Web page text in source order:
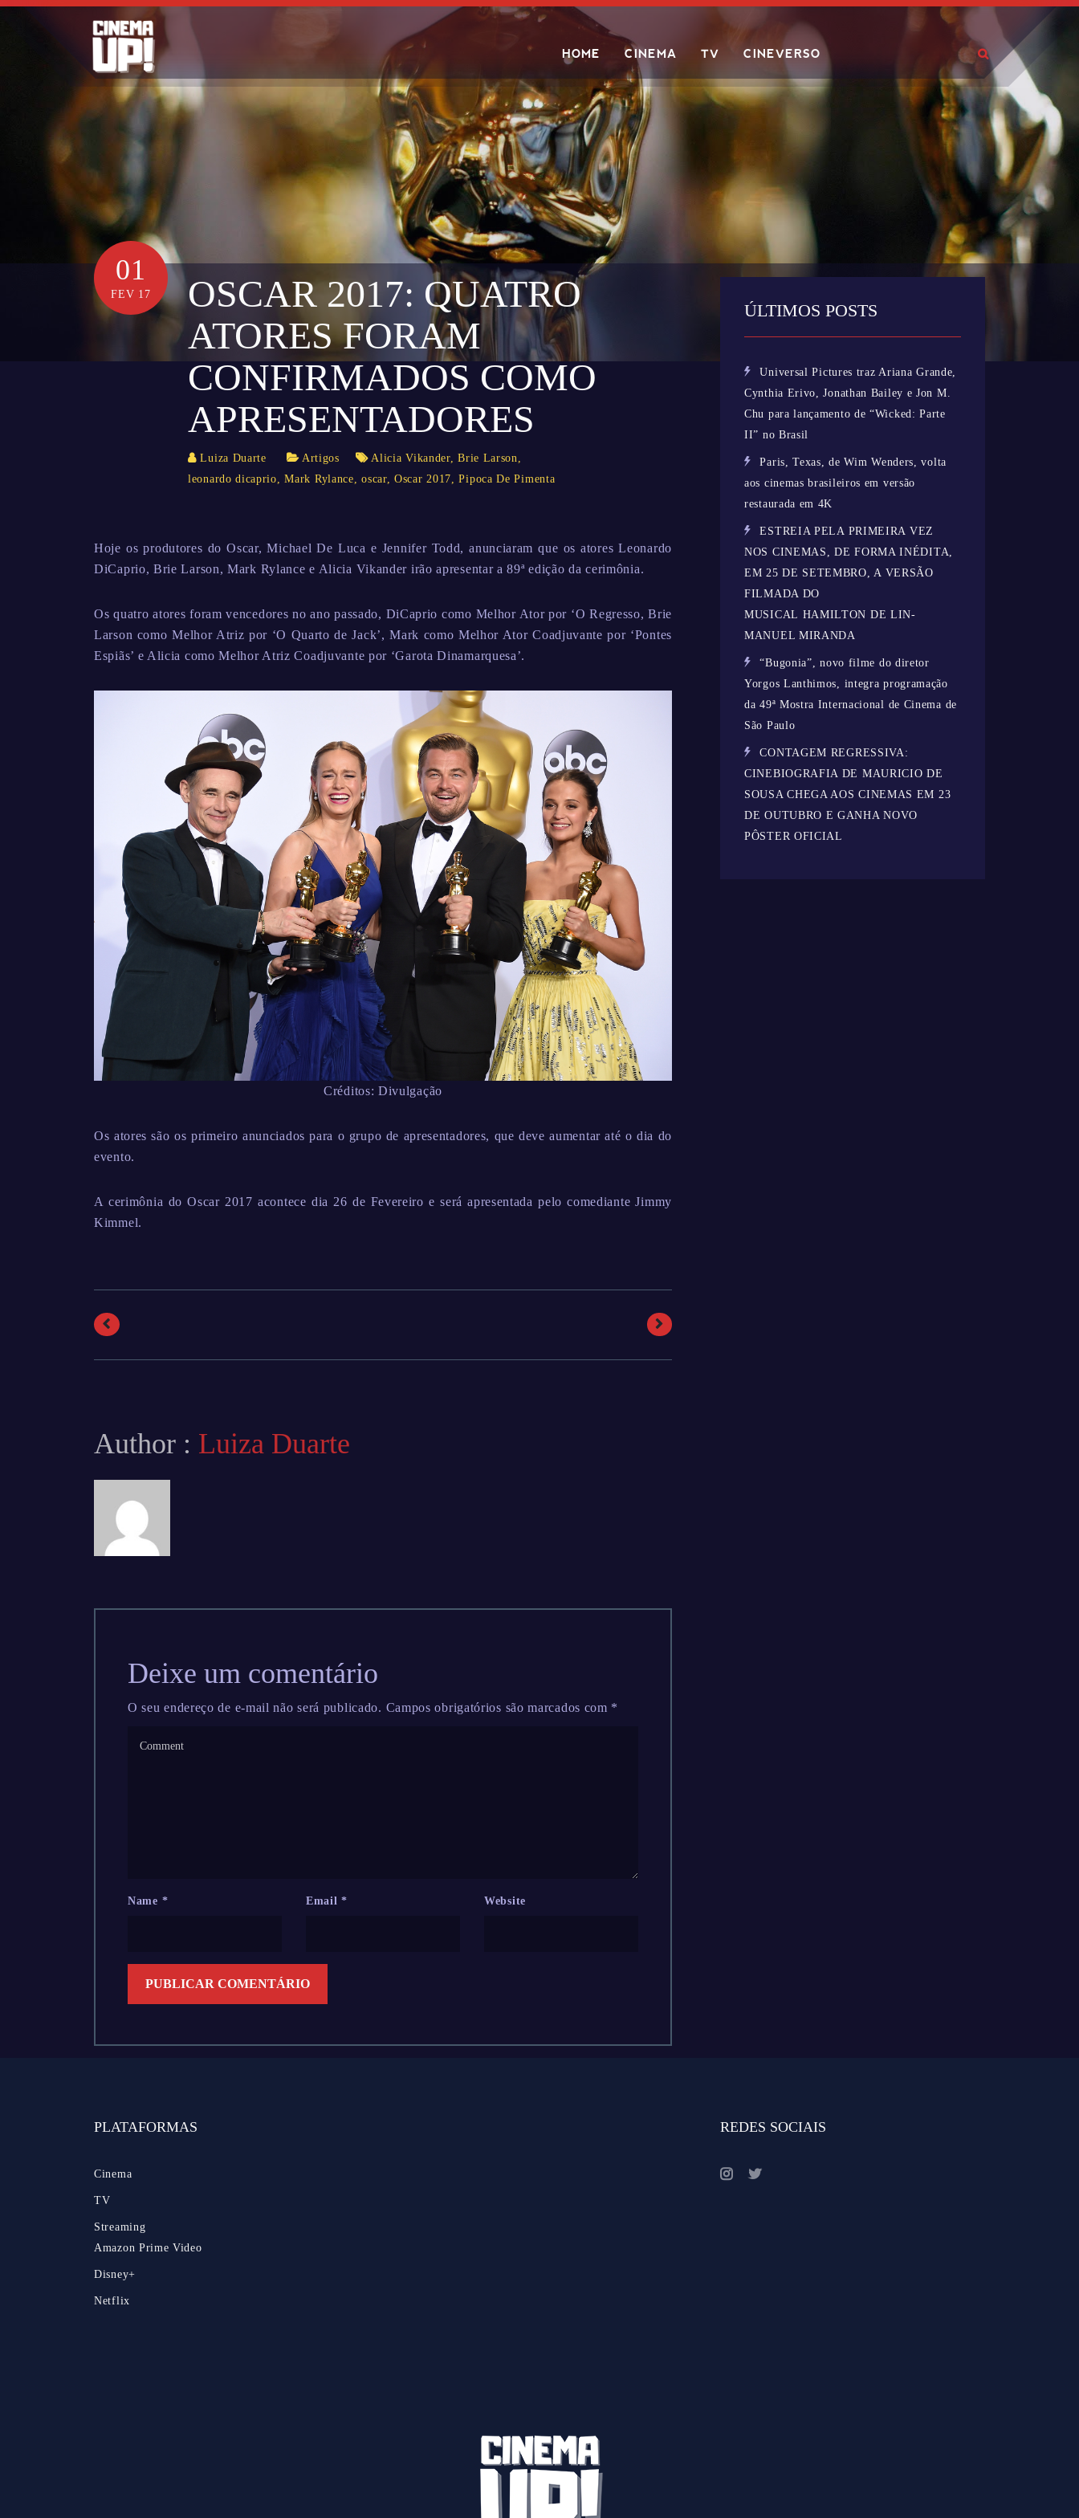
Skip
HOME CINEMA TV CINEVERSO
Search
01
FEV 17
OSCAR 2017: QUATRO
ATORES FORAM
CONFIRMADOS COMO
APRESENTADORES
Luiza Duarte Artigos Alicia Vikander,Brie Larson,
leonardo dicaprio,Mark Rylance,oscar,Oscar 2017,Pipoca De Pimenta
Hoje os produtores do Oscar, Michael De Luca e Jennifer Todd, anunciaram que os atores Leonardo
DiCaprio, Brie Larson, Mark Rylance e Alicia Vikander irão apresentar a 89ª edição da cerimônia.
Os quatro atores foram vencedores no ano passado, DiCaprio como Melhor Ator por ‘O Regresso, Brie
Larson como Melhor Atriz por ‘O Quarto de Jack’, Mark como Melhor Ator Coadjuvante por ‘Pontes
Espiãs’ e Alicia como Melhor Atriz Coadjuvante por ‘Garota Dinamarquesa’.
Créditos: Divulgação
Os atores são os primeiro anunciados para o grupo de apresentadores, que deve aumentar até o dia do
evento.
A cerimônia do Oscar 2017 acontece dia 26 de Fevereiro e será apresentada pelo comediante Jimmy
Kimmel.
Author : Luiza Duarte
Deixe um comentário
O seu endereço de e-mail não será publicado. Campos obrigatórios são marcados com *
Name * Email* Website
ÚLTIMOS POSTS
Universal Pictures traz Ariana Grande,
Cynthia Erivo, Jonathan Bailey e Jon M.
Chu para lançamento de “Wicked: Parte
II” no Brasil
Paris, Texas, de Wim Wenders, volta
aos cinemas brasileiros em versão
restaurada em 4K
ESTREIA PELA PRIMEIRA VEZ
NOS CINEMAS, DE FORMA INÉDITA,
EM 25 DE SETEMBRO, A VERSÃO
FILMADA DO
MUSICAL HAMILTON DE LIN-
MANUEL MIRANDA
“Bugonia”, novo filme do diretor
Yorgos Lanthimos, integra programação
da 49ª Mostra Internacional de Cinema de
São Paulo
CONTAGEM REGRESSIVA:
CINEBIOGRAFIA DE MAURICIO DE
SOUSA CHEGA AOS CINEMAS EM 23
DE OUTUBRO E GANHA NOVO
PÔSTER OFICIAL
PLATAFORMAS
Cinema
TV
Streaming
Amazon Prime Video
Disney+
Netflix
REDES SOCIAIS